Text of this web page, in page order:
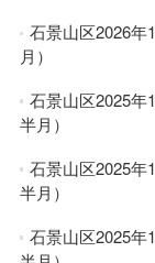
石景山区2026
月）
石景山区2025
半月）
石景山区2025年
半月）
石景山区2025